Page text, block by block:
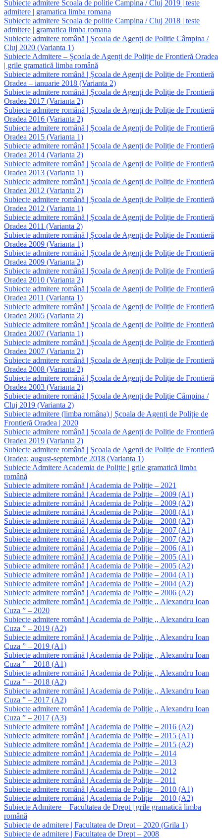
Subiecte admitere Scoala de politie Campina / Cluj 2019 | teste
admitere | gramatica limba romana
Subiecte admitere Scoala de politie Campina / Cluj 2018 | teste
admitere | gramatica limba romana
Subiecte admitere română | Școala de Agenți de Poliție Câmpina /
Cluj 2020 (Varianta 1)
Subiecte Admitere – Școala de Agenți de Poliție de Frontieră Oradea
| grile gramatică limba română
Subiecte admitere română | Școala de Agenți de Poliție de Frontieră
Oradea – ianuarie 2018 (Varianta 2)
Subiecte admitere română | Școala de Agenți de Poliție de Frontieră
Oradea 2017 (Varianta 2)
Subiecte admitere română | Școala de Agenți de Poliție de Frontieră
Oradea 2016 (Varianta 2)
Subiecte admitere română | Școala de Agenți de Poliție de Frontieră
Oradea 2015 (Varianta 1)
Subiecte admitere română | Școala de Agenți de Poliție de Frontieră
Oradea 2014 (Varianta 2)
Subiecte admitere română | Școala de Agenți de Poliție de Frontieră
Oradea 2013 (Varianta 1)
Subiecte admitere română | Școala de Agenți de Poliție de Frontieră
Oradea 2012 (Varianta 2)
Subiecte admitere română | Școala de Agenți de Poliție de Frontieră
Oradea 2012 (Varianta 1)
Subiecte admitere română | Școala de Agenți de Poliție de Frontieră
Oradea 2011 (Varianta 2)
Subiecte admitere română | Școala de Agenți de Poliție de Frontieră
Oradea 2009 (Varianta 1)
Subiecte admitere română | Școala de Agenți de Poliție de Frontieră
Oradea 2009 (Varianta 2)
Subiecte admitere română | Școala de Agenți de Poliție de Frontieră
Oradea 2010 (Varianta 2)
Subiecte admitere română | Școala de Agenți de Poliție de Frontieră
Oradea 2011 (Varianta 1)
Subiecte admitere română | Școala de Agenți de Poliție de Frontieră
Oradea 2005 (Varianta 2)
Subiecte admitere română | Școala de Agenți de Poliție de Frontieră
Oradea 2007 (Varianta 1)
Subiecte admitere română | Școala de Agenți de Poliție de Frontieră
Oradea 2007 (Varianta 2)
Subiecte admitere română | Școala de Agenți de Poliție de Frontieră
Oradea 2008 (Varianta 2)
Subiecte admitere română | Școala de Agenți de Poliție de Frontieră
Oradea 2003 (Varianta 2)
Subiecte admitere română | Școala de Agenți de Poliție Câmpina /
Cluj 2019 (Varianta 2)
Subiecte admitere (limba româna) | Școala de Agenți de Poliție de
Frontieră Oradea | 2020
Subiecte admitere română | Școala de Agenți de Poliție de Frontieră
Oradea 2019 (Varianta 2)
Subiecte admitere română | Școala de Agenți de Poliție de Frontieră
Oradea; august-septembrie 2018 (Varianta 1)
Subiecte Admitere Academia de Poliție | grile gramatică limba
română
Subiecte admitere română | Academia de Poliție – 2021
Subiecte admitere română | Academia de Poliție – 2009 (A1)
Subiecte admitere română | Academia de Poliție – 2009 (A2)
Subiecte admitere română | Academia de Poliție – 2008 (A1)
Subiecte admitere română | Academia de Poliție – 2008 (A2)
Subiecte admitere română | Academia de Poliție – 2007 (A1)
Subiecte admitere română | Academia de Poliție – 2007 (A2)
Subiecte admitere română | Academia de Poliție – 2006 (A1)
Subiecte admitere română | Academia de Poliție – 2005 (A1)
Subiecte admitere română | Academia de Poliție – 2005 (A2)
Subiecte admitere română | Academia de Poliție – 2004 (A1)
Subiecte admitere română | Academia de Poliție – 2004 (A2)
Subiecte admitere română | Academia de Poliție – 2006 (A2)
Subiecte admitere română | Academia de Poliție ,, Alexandru Ioan
Cuza ” – 2020
Subiecte admitere română | Academia de Poliție ,, Alexandru Ioan
Cuza ” – 2019 (A2)
Subiecte admitere română | Academia de Poliție ,, Alexandru Ioan
Cuza ” – 2019 (A1)
Subiecte admitere română | Academia de Poliție ,, Alexandru Ioan
Cuza ” – 2018 (A1)
Subiecte admitere română | Academia de Poliție ,, Alexandru Ioan
Cuza ” – 2018 (A2)
Subiecte admitere română | Academia de Poliție ,, Alexandru Ioan
Cuza ” – 2017 (A2)
Subiecte admitere română | Academia de Poliție ,, Alexandru Ioan
Cuza ” – 2017 (A3)
Subiecte admitere română | Academia de Poliție – 2016 (A2)
Subiecte admitere română | Academia de Poliție – 2015 (A1)
Subiecte admitere română | Academia de Poliție – 2015 (A2)
Subiecte admitere română | Academia de Poliție – 2014
Subiecte admitere română | Academia de Poliție – 2013
Subiecte admitere română | Academia de Poliție – 2012
Subiecte admitere română | Academia de Poliție – 2011
Subiecte admitere română | Academia de Poliție – 2010 (A1)
Subiecte admitere română | Academia de Poliție – 2010 (A2)
Subiecte Admitere – Facultatea de Drept | grile gramatică limba
română
Subiecte de admitere | Facultatea de Drept – 2020 (Grila 1)
Subiecte de admitere | Facultatea de Drept – 2008